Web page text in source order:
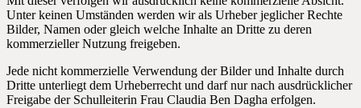
Unter keinen Umständen werden wir als Urheber jeglicher Rechte
Bilder, Namen oder gleich welche Inhalte an Dritte zu deren
kommerzieller Nutzung freigeben.
Jede nicht kommerzielle Verwendung der Bilder und Inhalte durch
Dritte unterliegt dem Urheberrecht und darf nur nach ausdrücklicher
Freigabe der Schulleiterin Frau Claudia Ben Dagha erfolgen.